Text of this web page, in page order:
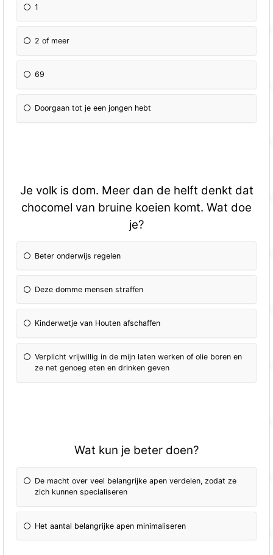
1
2 of meer
69
Doorgaan tot je een jongen hebt
Je volk is dom. Meer dan de helft denkt dat
chocomel van bruine koeien komt. Wat doe
je?
Beter onderwijs regelen
Deze domme mensen straffen
Kinderwetje van Houten afschaffen
Verplicht vrijwillig in de mijn laten werken of olie boren en
ze net genoeg eten en drinken geven
Wat kun je beter doen?
De macht over veel belangrijke apen verdelen, zodat ze
zich kunnen specialiseren
Het aantal belangrijke apen minimaliseren